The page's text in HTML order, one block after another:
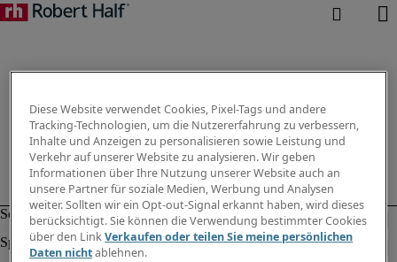
Diese Website verwendet Cookies, Pixel-Tags und andere
Tracking-Technologien, um die Nutzererfahrung zu verbessern,
Inhalte und Anzeigen zu personalisieren sowie Leistung und
Verkehr auf unserer Website zu analysieren. Wir geben
Informationen über Ihre Nutzung unserer Website auch an
unsere Partner für soziale Medien, Werbung und Analysen
weiter. Sollten wir ein Opt-out-Signal erkannt haben, wird dieses
berücksichtigt. Sie können die Verwendung bestimmter Cookies
über den LinkVerkaufen oder teilen Sie meine persönlichen
Daten nichtablehnen.